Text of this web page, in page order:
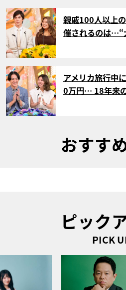
サムネイル
親戚100人以上
催されるのは…“
サムネイル
アメリカ旅行中
0万円… 18年来
おすす
ピック
PICK